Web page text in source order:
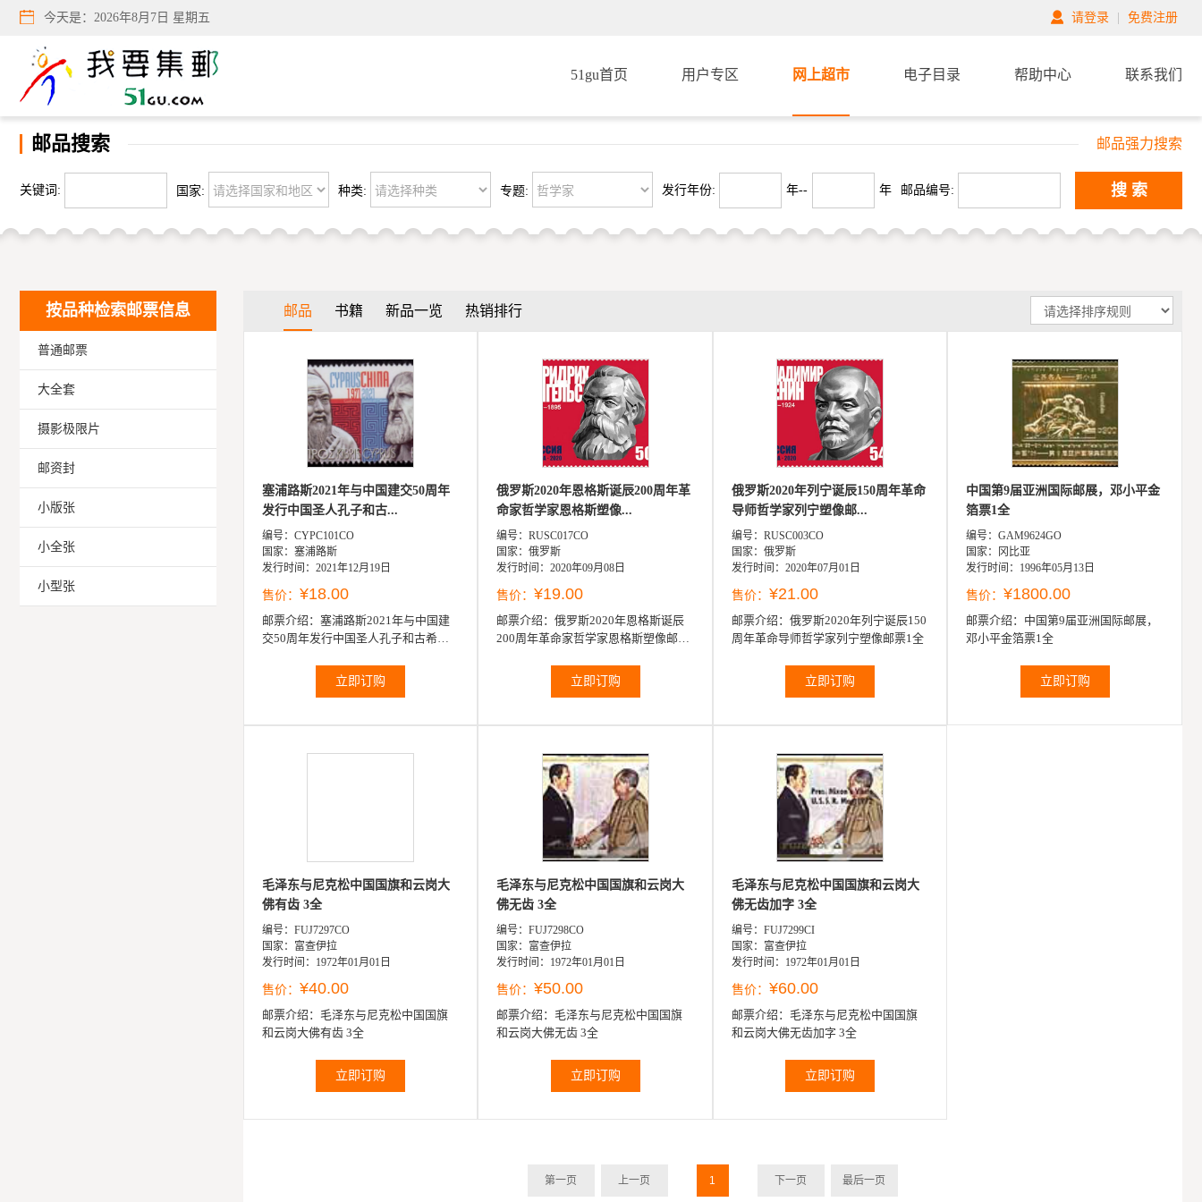
今天是： 2026年8月7日 星期五 请登录 免费注册
51gu首页 用户专区 网上超市 电子目录 帮助中心 联系我们
邮品搜索 邮品强力搜索
关键词: 国家: 种类: 专题: 发行年份: 年-- 年 邮品编号: 搜 索
按品种检索邮票信息
普通邮票
大全套
摄影极限片
邮资封
小版张
小全张
小型张
邮品 书籍 新品一览 热销排行
塞浦路斯2021年与中国建交50周年
发行中国圣人孔子和古...
编号：CYPC101CO
国家：塞浦路斯
发行时间：2021年12月19日
售价： ¥18.00
邮票介绍： 塞浦路斯2021年与中国建
交50周年发行中国圣人孔子和古希腊
立即订购
俄罗斯2020年恩格斯诞辰200周年革
命家哲学家恩格斯塑像...
编号：RUSC017CO
国家：俄罗斯
发行时间：2020年09月08日
售价：¥19.00
邮票介绍：俄罗斯2020年恩格斯诞辰
200周年革命家哲学家恩格斯塑像邮票
立即订购
俄罗斯2020年列宁诞辰150周年革命
导师哲学家列宁塑像邮...
编号：RUSC003CO
国家：俄罗斯
发行时间：2020年07月01日
售价： ¥21.00
邮票介绍： 俄罗斯2020年列宁诞辰150
周年革命导师哲学家列宁塑像邮票1全
立即订购
中国第9届亚洲国际邮展，邓小平金
箔票1全
编号：GAM9624GO
国家：冈比亚
发行时间：1996年05月13日
售价：¥1800.00
邮票介绍： 中国第9届亚洲国际邮展，
邓小平金箔票1全
立即订购
毛泽东与尼克松中国国旗和云岗大
佛有齿 3全
编号：FUJ7297CO
国家：富查伊拉
发行时间：1972年01月01日
售价： ¥40.00
邮票介绍： 毛泽东与尼克松中国国旗
和云岗大佛有齿 3全
立即订购
毛泽东与尼克松中国国旗和云岗大
佛无齿 3全
编号：FUJ7298CO
国家：富查伊拉
发行时间：1972年01月01日
售价：¥50.00
邮票介绍： 毛泽东与尼克松中国国旗
和云岗大佛无齿 3全
立即订购
毛泽东与尼克松中国国旗和云岗大
佛无齿加字 3全
编号：FUJ7299CI
国家：富查伊拉
发行时间：1972年01月01日
售价： ¥60.00
邮票介绍： 毛泽东与尼克松中国国旗
和云岗大佛无齿加字 3全
立即订购
第一页 上一页 1 下一页 最后一页